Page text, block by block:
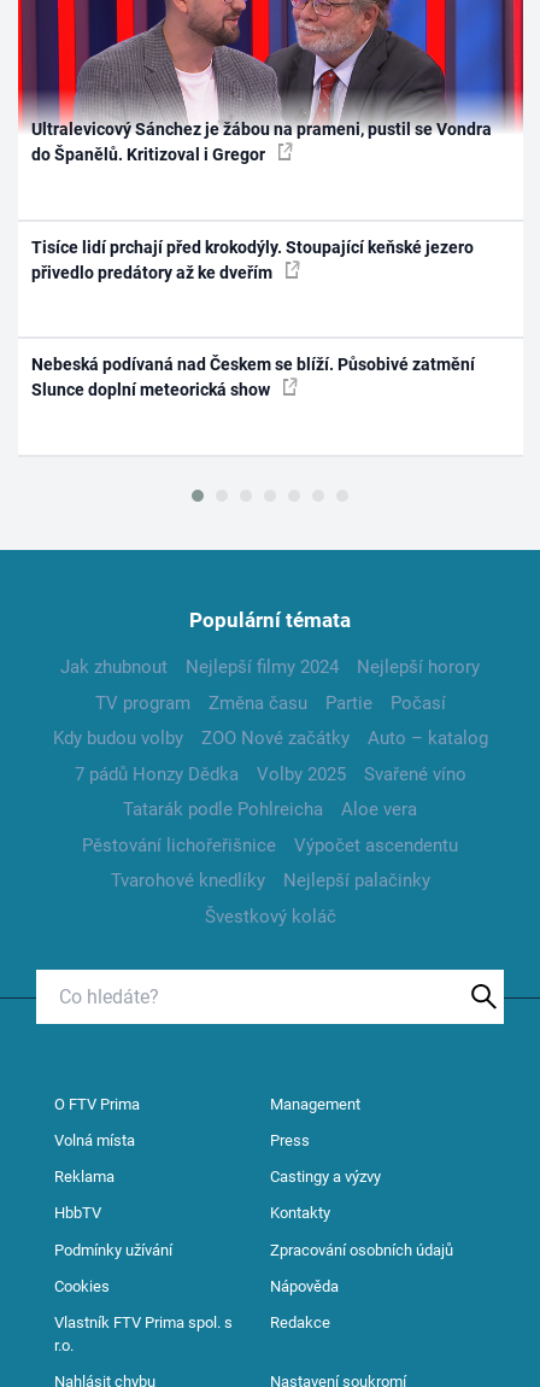
Ultralevicový Sánchez je žábou na prameni, pustil se Vondra
do Španělů. Kritizoval i Gregor
Tisíce lidí prchají před krokodýly. Stoupající keňské jezero
přivedlo predátory až ke dveřím
Nebeská podívaná nad Českem se blíží. Působivé zatmění
Slunce doplní meteorická show
Populární témata
Jak zhubnout Nejlepší filmy 2024
Nejlepší horory
TV program
Změna času Partie
Počasí
Kdy budou volby
ZOO Nové začátky
Auto – katalog
7 pádů Honzy Dědka
Volby 2025
Svařené víno
Tatarák podle Pohlreicha
Aloe vera
Pěstování lichořeřišnice
Výpočet ascendentu
Tvarohové knedlíky
Nejlepší palačinky
Švestkový koláč
O FTV Prima Management
Volná místa Press
Reklama Castingy a výzvy
HbbTV Kontakty
Podmínky užívání Zpracování osobních údajů
Cookies Nápověda
Vlastník FTV Prima spol. s
r.o.
Redakce
Nahlásit chybu Nastavení soukromí